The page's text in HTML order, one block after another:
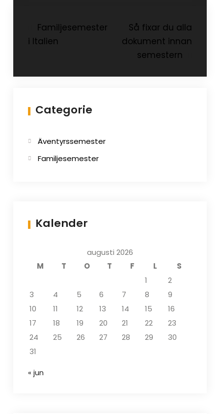
Inläggsnavigering
Familjesemester
i Italien
Så fixar du alla
dokument innan
semestern
Categorie
Äventyrssemester
Familjesemester
Kalender
augusti 2026
M
T O T F L
S
1
2
3
4 5 6 7 8
9
10
11 12 13 14 15
16
17
18 19 20 21 22
23
24
25 26 27 28 29
30
31
« jun